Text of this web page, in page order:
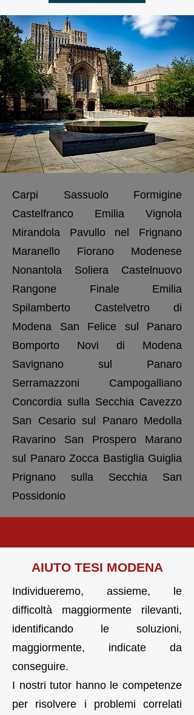
Carpi Sassuolo Formigine
Castelfranco Emilia Vignola
Mirandola Pavullo nel Frignano
Maranello Fiorano Modenese
Nonantola Soliera Castelnuovo
Rangone Finale Emilia
Spilamberto Castelvetro di
Modena San Felice sul Panaro
Bomporto Novi di Modena
Savignano sul Panaro
Serramazzoni Campogalliano
Concordia sulla Secchia Cavezzo
San Cesario sul Panaro Medolla
Ravarino San Prospero Marano
sul Panaro Zocca Bastiglia Guiglia
Prignano sulla Secchia San
Possidonio
AIUTO TESI MODENA
Individueremo, assieme, le
difficoltà maggiormente rilevanti,
identificando le soluzioni,
maggiormente, indicate da
conseguire.
I nostri tutor hanno le competenze
per risolvere i problemi correlati